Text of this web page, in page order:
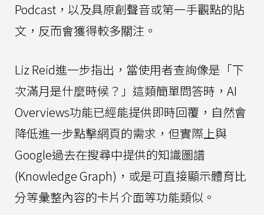
Podcast，以及具原創聲音或第一手觀點的貼
文，反而會獲得較多關注。
Liz Reid進一步指出，當使用者查詢像是「下
次滿月是什麼時候？」這類簡單問答時，AI
Overviews功能已經能提供即時回覆，自然會
降低進一步點擊網頁的需求，但實際上與
Google過去在搜尋中提供的知識圖譜
(Knowledge Graph)，或是可直接顯示體育比
分等彙整內容的卡片介面等功能類似。